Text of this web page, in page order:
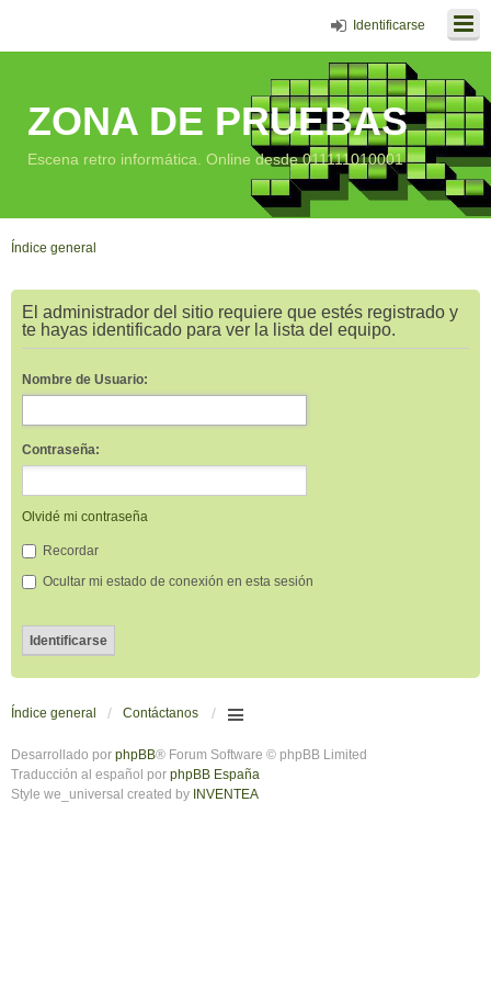
Identificarse
ZONA DE PRUEBAS
Escena retro informática. Online desde 011111010001
Índice general
El administrador del sitio requiere que estés registrado y
te hayas identificado para ver la lista del equipo.
Nombre de Usuario:
Contraseña:
Olvidé mi contraseña
Recordar
Ocultar mi estado de conexión en esta sesión
Índice general Contáctanos
Desarrollado por phpBB® Forum Software © phpBB Limited
Traducción al español por phpBB España
Style we_universal created by INVENTEA